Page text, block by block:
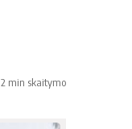
2 min skaitymo